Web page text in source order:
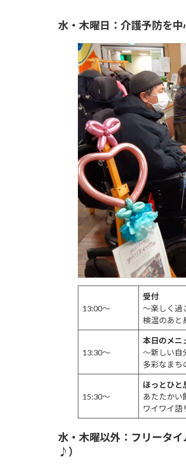
水・木曜日：介護予防を
13:00～
受付
～楽しく過
検温のあと
13:30～
本日のメニ
～新しい自
多彩なまち
15:30～
ほっとひと
あたたかい
ワイワイ語
水・木曜以外：フリータ
♪）